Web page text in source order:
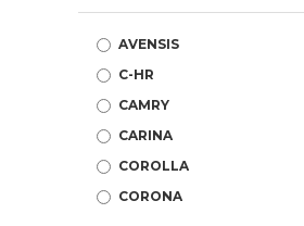
AVENSIS
C-HR
CAMRY
CARINA
COROLLA
CORONA